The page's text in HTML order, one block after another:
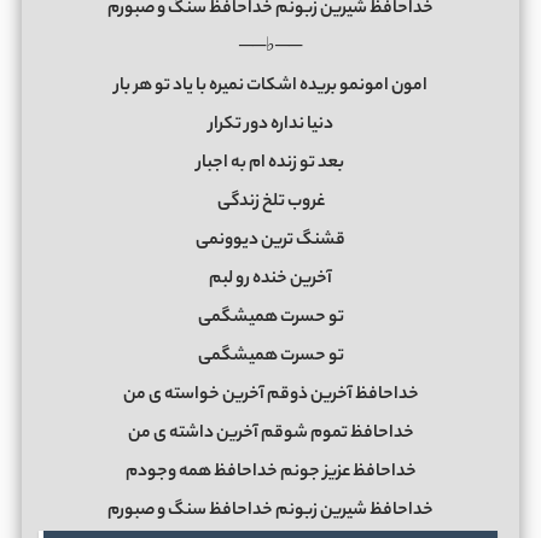
خداحافظ شیرین زبونم خداحافظ سنگ و صبورم
──♭──
امون امونمو بریده اشکات نمیره با یاد تو هر بار
دنیا نداره دور تکرار
بعد تو زنده ام به اجبار
غروب تلخ زندگی
قشنگ ترین دیوونمی
آخرین خنده رو لبم
تو حسرت همیشگمی
تو حسرت همیشگمی
خداحافظ آخرین ذوقم آخرین خواسته ی من
خداحافظ تموم شوقم آخرین داشته ی من
خداحافظ عزیز جونم خداحافظ همه وجودم
خداحافظ شیرین زبونم خداحافظ سنگ و صبورم